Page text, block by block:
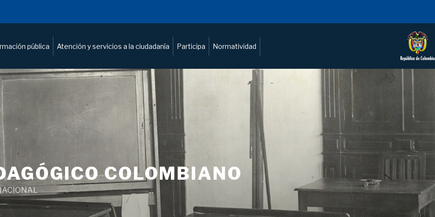
pública Atención y servicios a la ciudadanía Participa Normatividad
COLOMBIANO